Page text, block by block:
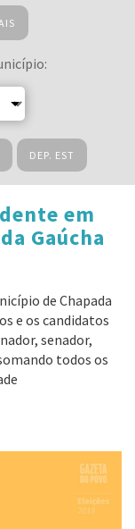
DEP. EST
em
Gaúcha
de Chapada
e os candidatos
senador,
todos os